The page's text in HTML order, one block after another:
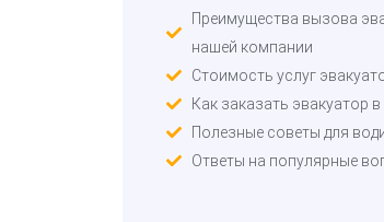
Преимущества вызова
нашей компании
Стоимость услуг
Как заказать эвакуатор
Полезные советы для
Ответы на популярные